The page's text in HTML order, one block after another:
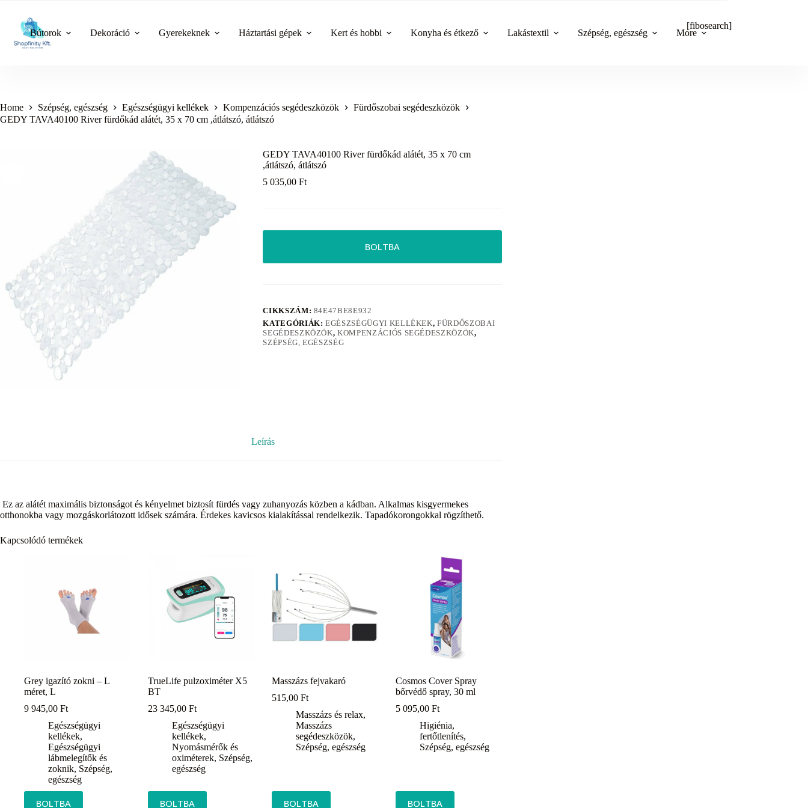
content
Bútorok Dekoráció Gyerekeknek Háztartási gépek Kert és hobbi Konyha és étkező Lakástextil Szépség, egészség More
[fibosearch]
Home Szépség, egészség Egészségügyi kellékek Kompenzációs segédeszközök
Fürdőszobai segédeszközök
GEDY TAVA40100 River fürdőkád alátét, 35 x 70 cm ,átlátszó, átlátszó
GEDY TAVA40100 River fürdőkád alátét, 35 x 70 cm
,átlátszó, átlátszó
5 035,00Ft
BOLTBA
CIKKSZÁM: 84E47BE8E932
KATEGÓRIÁK:EGÉSZSÉGÜGYI KELLÉKEK,FÜRDŐSZOBAI
SEGÉDESZKÖZÖK,KOMPENZÁCIÓS SEGÉDESZKÖZÖK,
SZÉPSÉG, EGÉSZSÉG
Leírás
Ez az alátét maximális biztonságot és kényelmet biztosít fürdés vagy zuhanyozás közben a kádban. Alkalmas kisgyermekes
otthonokba vagy mozgáskorlátozott idősek számára. Érdekes kavicsos kialakítással rendelkezik. Tapadókorongokkal rögzíthető.
Kapcsolódó termékek
Grey igazító zokni – L
méret, L
9 945,00 Ft
Egészségügyi
kellékek,
Egészségügyi
lábmelegítők és
zoknik, Szépség,
egészség
BOLTBA
TrueLife pulzoximéter X5
BT
23 345,00Ft
Egészségügyi
kellékek,
Nyomásmérők és
oximéterek, Szépség,
egészség
BOLTBA
Masszázs fejvakaró
515,00Ft
Masszázs és relax,
Masszázs
segédeszközök,
Szépség, egészség
BOLTBA
Cosmos Cover Spray
bőrvédő spray, 30 ml
5 095,00Ft
Higiénia,
fertőtlenítés,
Szépség, egészség
BOLTBA